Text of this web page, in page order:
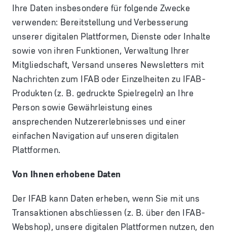
Ihre Daten insbesondere für folgende Zwecke
verwenden: Bereitstellung und Verbesserung
unserer digitalen Plattformen, Dienste oder Inhalte
sowie von ihren Funktionen, Verwaltung Ihrer
Mitgliedschaft, Versand unseres Newsletters mit
Nachrichten zum IFAB oder Einzelheiten zu IFAB-
Produkten (z. B. gedruckte Spielregeln) an Ihre
Person sowie Gewährleistung eines
ansprechenden Nutzererlebnisses und einer
einfachen Navigation auf unseren digitalen
Plattformen.
Von Ihnen erhobene Daten
Der IFAB kann Daten erheben, wenn Sie mit uns
Transaktionen abschliessen (z. B. über den IFAB-
Webshop), unsere digitalen Plattformen nutzen, den